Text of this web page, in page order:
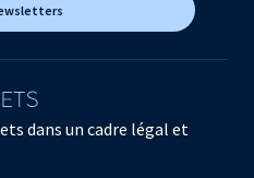
dans un cadre légal et